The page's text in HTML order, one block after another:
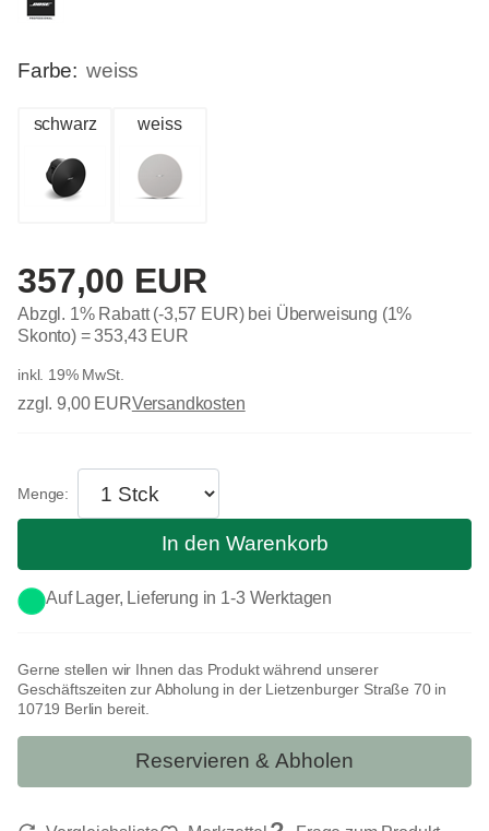
Farbe: weiss
schwarz weiss
357,00 EUR
Abzgl. 1% Rabatt (-3,57 EUR) bei Überweisung (1%
Skonto) =353,43 EUR
inkl. 19% MwSt.
zzgl. 9,00 EURVersandkosten
Gerne stellen wir Ihnen das Produkt während unserer
Geschäftszeiten zur Abholung in der Lietzenburger Straße 70 in
10719 Berlin bereit.
Reservieren & Abholen
Auf Lager, Lieferung in 1-3 Werktagen
In den Warenkorb